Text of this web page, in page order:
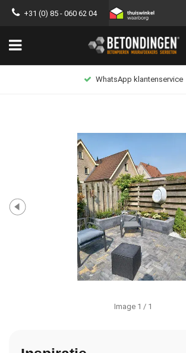
+31 (0) 85 - 060 62 04
WhatsApp klantenservice
Image 1 / 1